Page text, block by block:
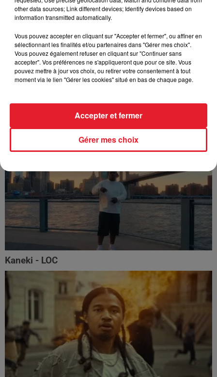
Franglish & Keblack - Génération Impolie
Kaneki - LOC
other data sources; Link different devices; Identify devices based on
information transmitted automatically.
Vous pouvez accepter en cliquant sur "Accepter et fermer", ou affiner en
sélectionnant les finalités et/ou partenaires dans "Gérer mes choix".
Vous pouvez également refuser en cliquant sur "Continuer sans
accepter". Vos préférences ne s'appliqueront que pour ce site. Vous
pouvez mettre à jour vos choix, ou retirer votre consentement à tout
moment via le lien "Gérer les cookies" situé en bas de chaque page.
Gérer mes choix
Accepter et fermer